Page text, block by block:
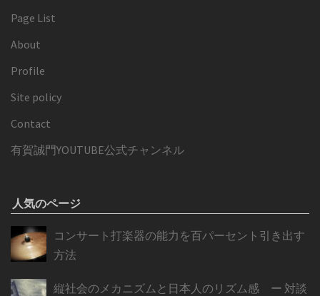
Page List
About
Profile
Site policy
Contact
有賀誠門YOUTUBE公式チャンネル
人気のページ
コンサート打楽器の能力を百パーセント引き出す
方法
縦社会のメカニズムと日本人のリズム感 ー 対談